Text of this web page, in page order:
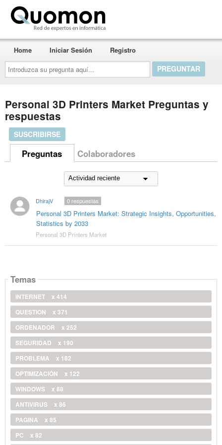
Introduzca
su
pregunta
aquí...
Home Iniciar Sesión Registro
Personal 3D Printers Market Preguntas y
respuestas
SUSCRIBIRSE
Preguntas Colaboradores
DhirajV
Personal 3D Printers Market: Strategic Insights, Opportunities,
Statistics by 2033
0respuestas
Personal 3D Printers Market
Temas
INTERNET
x 414
QUESTION
x 371
ORDENADOR
x 252
SEGURIDAD
x 190
PROBLEMA
x 182
OPTIMIZACIÓN
x 122
WINDOWS
x 88
ANTIVIRUS
x 86
PAGINA
x 85
PC
x 82